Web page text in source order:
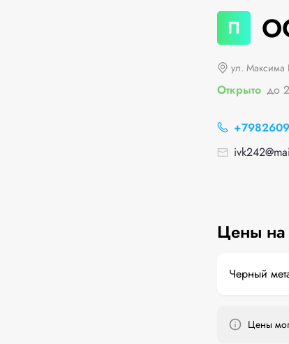
П
ул. Максима
Открыто до
Цены на
Черный
Цены